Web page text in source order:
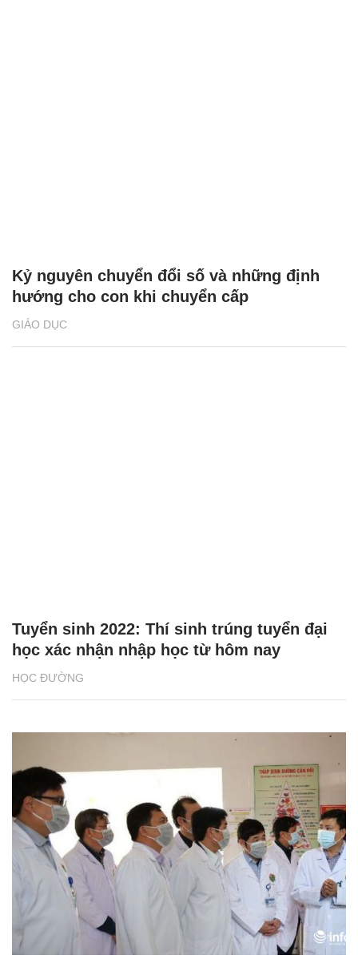
GIÁO DỤC
Kỷ nguyên chuyển đổi số và những định
hướng cho con khi chuyển cấp
HỌC ĐƯỜNG
Tuyển sinh 2022: Thí sinh trúng tuyển đại
học xác nhận nhập học từ hôm nay